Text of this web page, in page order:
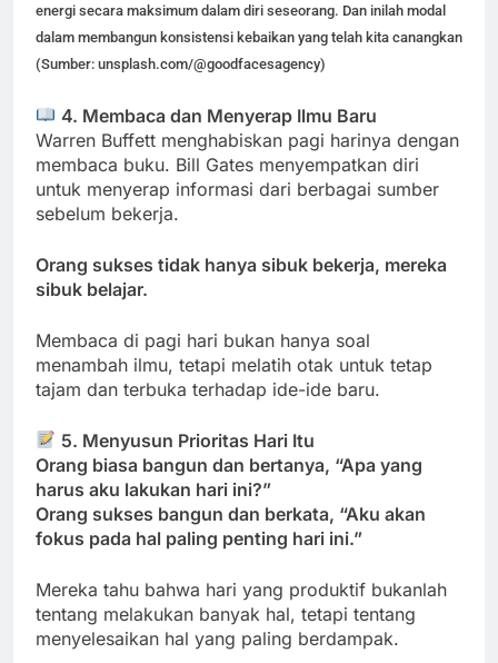
energi secara maksimum dalam diri seseorang. Dan inilah modal
dalam membangun konsistensi kebaikan yang telah kita canangkan
(Sumber: unsplash.com/@goodfacesagency)
4. Membaca dan Menyerap Ilmu Baru
Warren Buffett menghabiskan pagi harinya dengan
membaca buku. Bill Gates menyempatkan diri
untuk menyerap informasi dari berbagai sumber
sebelum bekerja.
Orang sukses tidak hanya sibuk bekerja, mereka
sibuk belajar.
Membaca di pagi hari bukan hanya soal
menambah ilmu, tetapi melatih otak untuk tetap
tajam dan terbuka terhadap ide-ide baru.
5. Menyusun Prioritas Hari Itu
Orang biasa bangun dan bertanya, “Apa yang
harus aku lakukan hari ini?”
Orang sukses bangun dan berkata, “Aku akan
fokus pada hal paling penting hari ini.”
Mereka tahu bahwa hari yang produktif bukanlah
tentang melakukan banyak hal, tetapi tentang
menyelesaikan hal yang paling berdampak.